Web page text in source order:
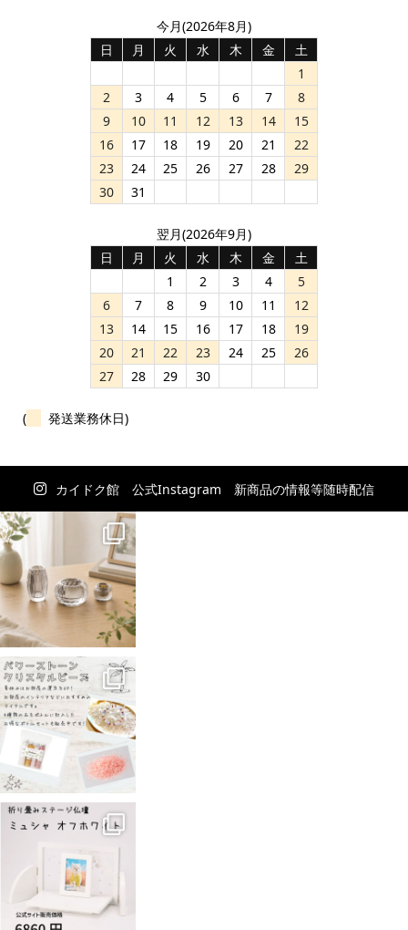
今月(2026年8月)
日
月 火 水 木 金
土
1
2
3 4 5 6 7
8
9
10 11 12 13 14
15
16
17 18 19 20 21
22
23
24 25 26 27 28
29
30
31
翌月(2026年9月)
日
月 火 水 木 金
土
1
2 3 4
5
6
7 8 9 10 11
12
13
14 15 16 17 18
19
20
21 22 23 24 25
26
27
28 29 30
( 発送業務休日)
カイドク館 公式Instagram 新商品の情報等随時配信